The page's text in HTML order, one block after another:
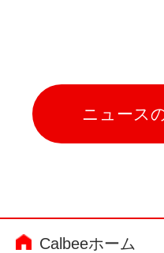
ニュース
Calbeeホーム